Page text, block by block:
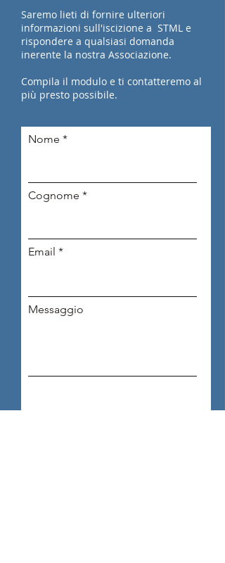
Saremo lieti di fornire ulteriori
informazioni sull'iscizione a STML e
rispondere a qualsiasi domanda
inerente la nostra Associazione.
Compila il modulo e ti contatteremo al
più presto possibile.
Nome
Cognome
Email
Messaggio